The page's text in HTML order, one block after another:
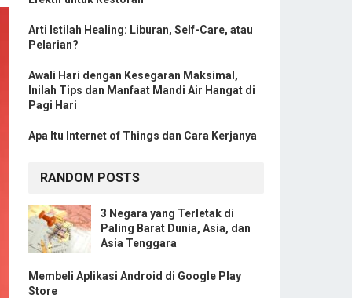
Arti Istilah Healing: Liburan, Self-Care, atau
Pelarian?
Awali Hari dengan Kesegaran Maksimal,
Inilah Tips dan Manfaat Mandi Air Hangat di
Pagi Hari
Apa Itu Internet of Things dan Cara Kerjanya
RANDOM POSTS
3 Negara yang Terletak di
Paling Barat Dunia, Asia, dan
Asia Tenggara
Membeli Aplikasi Android di Google Play
Store